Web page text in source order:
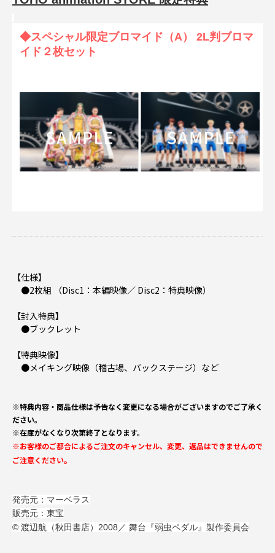
◆スペシャル限定ブロマイド（A） 2L判ブロマ
イド２枚セット
【仕様】
●2枚組 （Disc1：本編映像／ Disc2：特典映像）
【封入特典】
●ブックレット
【特典映像】
●メイキング映像（稽古場、バックステージ）など
※特典内容・商品仕様は予告なく変更になる場合がございますのでご了承く
ださい。
※在庫がなくなり次第終了となります。
※お客様のご都合によるご注文のキャンセル、変更、返品はできませんので
ご注意ください。
発売元：マーベラス
販売元：東宝
© 渡辺航（秋田書店）2008／ 舞台『弱虫ペダル』製作委員会